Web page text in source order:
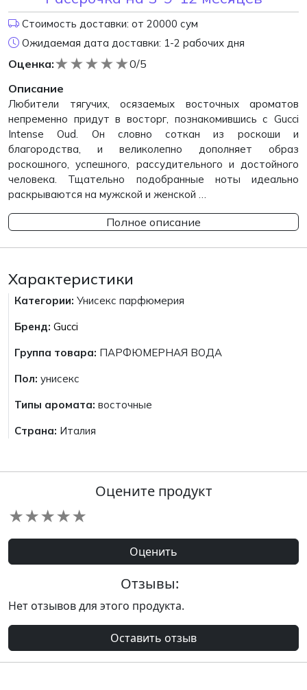
Стоимость доставки: от 20000 сум
Ожидаемая дата доставки: 1-2 рабочих дня
Оценка: ★
★
★
★
★
0/5
Описание
Любители тягучих, осязаемых восточных ароматов
непременно придут в восторг, познакомившись с Gucci
Intense Oud. Он словно соткан из роскоши и
благородства, и великолепно дополняет образ
роскошного, успешного, рассудительного и достойного
человека. Тщательно подобранные ноты идеально
раскрываются на мужской и женской …
Полное описание
Характеристики
Категории: Унисекс парфюмерия
Бренд: Gucci
Группа товара: ПАРФЮМЕРНАЯ ВОДА
Пол: унисекс
Типы аромата: восточные
Страна: Италия
Оцените продукт
★
★
★
★
★
Оценить
Отзывы:
Нет отзывов для этого продукта.
Оставить отзыв